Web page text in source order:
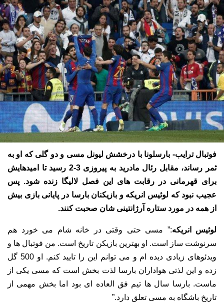
فوتبال ترایب- بارسلونا با درخشش لیونل مسی و دو گلی که او به
ثمر رساند، مقابل رئال مادرید به پیروزی 3-2 رسید تا امیدهایش
برای قهرمانی در رقابت های این فصل لالیگا زنده شود. پس
عجیب نبود که لوئیس انریکه و بازیکنان بارسا در پایانی بازی بیش
از همه در مورد ستاره آرژانتینی شان صحبت کنند.
لوئیس انریکه:” مسی حتی وقتی در خانه شام می خورد هم
سرنوشت ساز است. او بهترین بازیکن تاریخ است. من فوتبال ها و
ویدئوهای زیادی دیده ام و می توانم این را تایید کنم. او 500 گل
زده و این لذتی هواداران بارسا لذت بخش است که مسی یکی از
ماست. بارسا سال ها تیم فق العاده ای بود اما بخش مهمی از
تاریخ باشگاه به مسی تعلق دارد.”